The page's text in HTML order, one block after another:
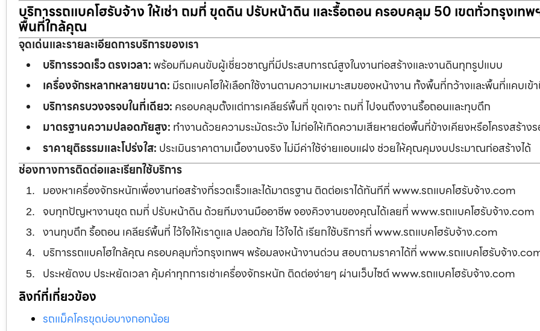
บริการรถแบคโฮรับจ้าง ให้เช่า ถมที่ ขุดดิน ปรับหน้าดิน และรื้อถอน ครอบคลุม 50 เขตทั่วกรุงเทพ
พื้นที่ใกล้คุณ
จุดเด่นและรายละเอียดการบริการของเรา
บริการรวดเร็ว ตรงเวลา:พร้อมทีมคนขับผู้เชี่ยวชาญที่มีประสบการณ์สูงในงานก่อสร้างและงานดินทุกรูปแบบ
เครื่องจักรหลากหลายขนาด: มีรถแบคโฮให้เลือกใช้งานตามความเหมาะสมของหน้างาน ทั้งพื้นที่กว้างและพื้นที่แคบเข้
บริการครบวงจรจบในที่เดียว: ครอบคลุมตั้งแต่การเคลียร์พื้นที่ ขุดเจาะ ถมที่ ไปจนถึงงานรื้อถอนและทุบตึก
มาตรฐานความปลอดภัยสูง: ทำงานด้วยความระมัดระวัง ไม่ก่อให้เกิดความเสียหายต่อพื้นที่ข้างเคียงหรือโครงสร้าง
ราคายุติธรรมและโปร่งใส: ประเมินราคาตามเนื้องานจริง ไม่มีค่าใช้จ่ายแอบแฝง ช่วยให้คุณคุมงบประมาณก่อสร้างได้
ช่องทางการติดต่อและเรียกใช้บริการ
มองหาเครื่องจักรหนักเพื่องานก่อสร้างที่รวดเร็วและได้มาตรฐาน ติดต่อเราได้ทันทีที่ www.รถแบคโฮรับจ้าง.com
จบทุกปัญหางานขุด ถมที่ ปรับหน้าดิน ด้วยทีมงานมืออาชีพ จองคิวงานของคุณได้เลยที่ www.รถแบคโฮรับจ้าง.com
งานทุบตึก รื้อถอน เคลียร์พื้นที่ ไว้ใจให้เราดูแล ปลอดภัย ไว้ใจได้ เรียกใช้บริการที่ www.รถแบคโฮรับจ้าง.com
บริการรถแบคโฮใกล้คุณ ครอบคลุมทั่วกรุงเทพฯ พร้อมลงหน้างานด่วน สอบถามราคาได้ที่ www.รถแบคโฮรับจ้าง
ประหยัดงบ ประหยัดเวลา คุ้มค่าทุกการเช่าเครื่องจักรหนัก ติดต่อง่ายๆ ผ่านเว็บไซต์ www.รถแบคโฮรับจ้าง.com
ลิงก์ที่เกี่ยวข้อง
รถแม็คโครขุดบ่อบางกอกน้อย